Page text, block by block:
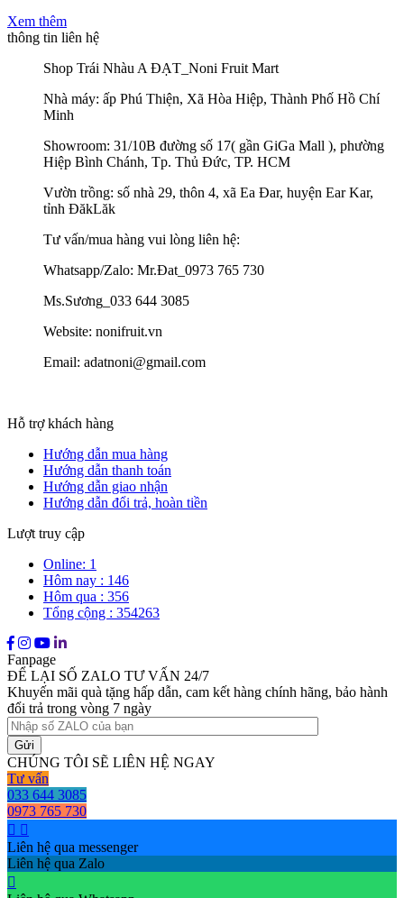
Xem thêm
thông tin liên hệ
Shop Trái Nhàu A ĐẠT_Noni Fruit Mart
Nhà máy: ấp Phú Thiện, Xã Hòa Hiệp, Thành Phố Hồ Chí
Minh
Showroom: 31/10B đường số 17( gần GiGa Mall ), phường
Hiệp Bình Chánh, Tp. Thủ Đức, TP. HCM
Vườn trồng: số nhà 29, thôn 4, xã Ea Đar, huyện Ear Kar,
tỉnh ĐăkLăk
Tư vấn/mua hàng vui lòng liên hệ:
Whatsapp/Zalo: Mr.Đat_0973 765 730
Ms.Sương_033 644 3085
Website: nonifruit.vn
Email: adatnoni@gmail.com
Hỗ trợ khách hàng
Hướng dẫn mua hàng
Hướng dẫn thanh toán
Hướng dẫn giao nhận
Hướng dẫn đổi trả, hoàn tiền
Lượt truy cập
Online: 1
Hôm nay : 146
Hôm qua : 356
Tổng cộng : 354263
Fanpage
ĐỂ LẠI SỐ ZALO TƯ VẤN 24/7
Khuyến mãi quà tặng hấp dẫn, cam kết hàng chính hãng, bảo hành
đổi trả trong vòng 7 ngày
CHÚNG TÔI SẼ LIÊN HỆ NGAY
Tư vấn
033 644 3085
0973 765 730
Liên hệ qua messenger
Liên hệ qua Zalo